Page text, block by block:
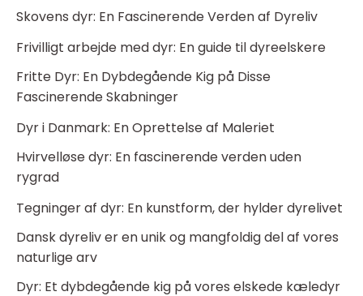
Skovens dyr: En Fascinerende Verden af Dyreliv
Frivilligt arbejde med dyr: En guide til dyreelskere
Fritte Dyr: En Dybdegående Kig på Disse
Fascinerende Skabninger
Dyr i Danmark: En Oprettelse af Maleriet
Hvirvelløse dyr: En fascinerende verden uden
rygrad
Tegninger af dyr: En kunstform, der hylder dyrelivet
Dansk dyreliv er en unik og mangfoldig del af vores
naturlige arv
Dyr: Et dybdegående kig på vores elskede kæledyr